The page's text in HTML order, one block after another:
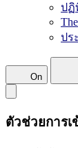
ปฏิ
ปร
On
ตัวช่วยการเ